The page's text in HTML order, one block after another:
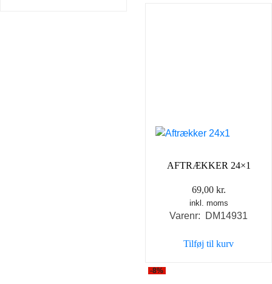
AFTRÆKKER 24×1
69,00 kr.
inkl. moms
Varenr: DM14931
Tilføj til kurv
-8%